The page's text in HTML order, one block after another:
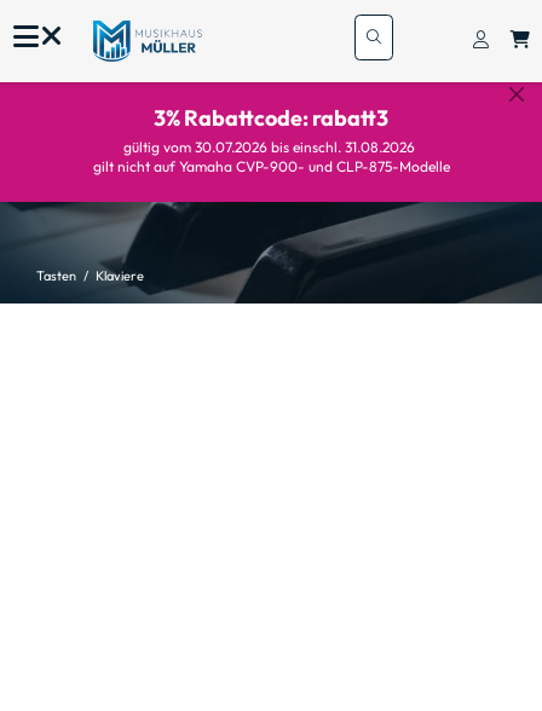
3% Rabattcode: rabatt3
gültig vom 30.07.2026 bis einschl. 31.08.2026
gilt nicht auf Yamaha CVP-900- und CLP-875-Modelle
Tasten Klaviere